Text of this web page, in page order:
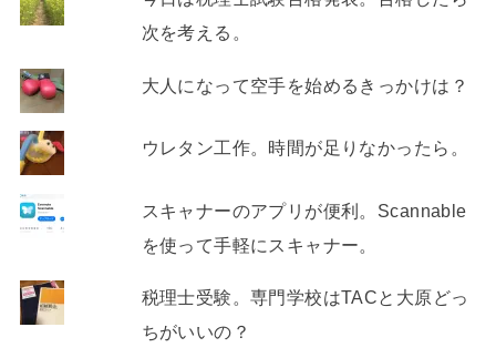
次を考える。
大人になって空手を始めるきっかけは？
ウレタン工作。時間が足りなかったら。
スキャナーのアプリが便利。Scannable
を使って手軽にスキャナー。
税理士受験。専門学校はTACと大原どっ
ちがいいの？